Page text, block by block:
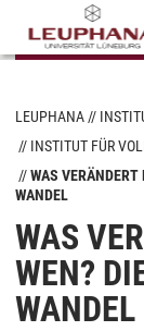
LEUPHANA
INSTITUT FÜR
WAS
WANDEL
WAS
WEN?
WANDEL